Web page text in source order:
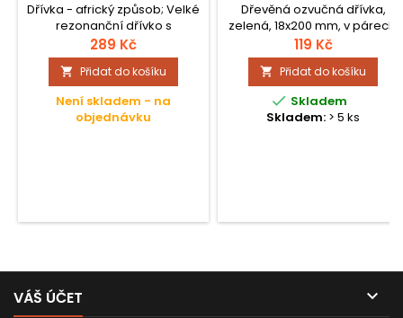
Dřívka - africký způsob; Velké
rezonanční dřívko s
vyfrézováním; Malé dřevěná
destička; Rozměry uderové
desky: průměr 20 mm, délka
18 cm; Rozměr rezonanční
plochy: průměr 32 mm, délka
25,5 cm; Balení, které
289 Kč
 Přidat do košíku
Není skladem - na
objednávku
Dřevěná ozvučná dřívka,
zelená, 18x200 mm, v párech.
119 Kč
 Přidat do košíku
 Skladem
Skladem: > 5 ks
VÁŠ ÚČET 